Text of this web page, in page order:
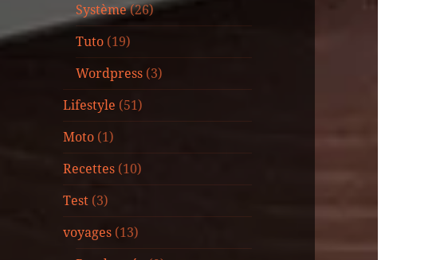
Système(26)
Tuto (19)
Wordpress (3)
Lifestyle (51)
Moto (1)
Recettes (10)
Test (3)
voyages (13)